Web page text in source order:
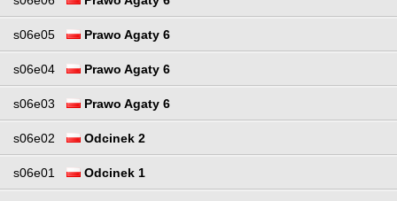
s06e05 Prawo Agaty 6
s06e04 Prawo Agaty 6
s06e03 Prawo Agaty 6
s06e02 Odcinek 2
s06e01 Odcinek 1